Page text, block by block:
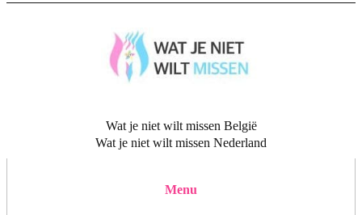
Wat je niet wilt missen België
Wat je niet wilt missen Nederland
Menu